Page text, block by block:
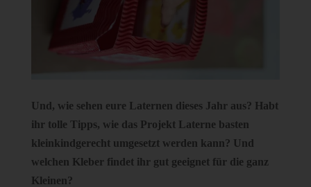
Und, wie sehen eure Laternen dieses Jahr aus? Habt
ihr tolle Tipps, wie das Projekt Laterne basten
kleinkindgerecht umgesetzt werden kann? Und
welchen Kleber findet ihr gut geeignet für die ganz
Kleinen?